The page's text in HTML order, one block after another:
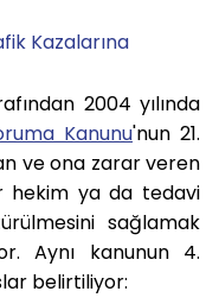
Kazalarına
2004 yılında
Kanunu'nun 21.
ve ona zarar veren
hekim ya da tedavi
sağlamak
Aynı kanunun 4.
belirtiliyor: